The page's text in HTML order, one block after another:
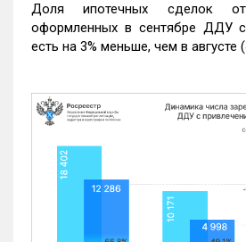
Доля ипотечных сделок
оформленных в сентябре ДДУ
есть на 3% меньше, чем в августе